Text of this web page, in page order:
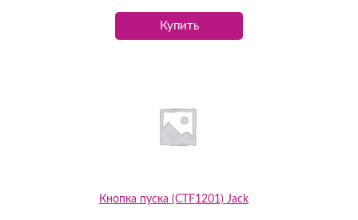
Купить
Кнопка пуска (CTF1201) Jack